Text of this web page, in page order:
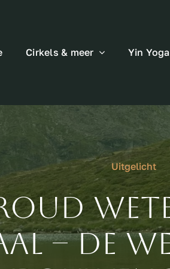
Cirkels & meer Yin Yoga
Uitgelicht
– de